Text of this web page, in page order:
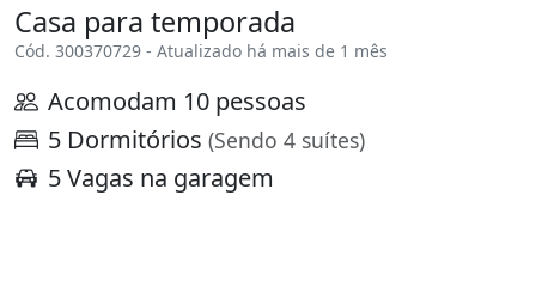
Casa para temporada
Cód. 300370729 - Atualizado há mais de 1 mês
Acomodam 10 pessoas
5 Dormitórios (Sendo 4 suítes)
5 Vagas na garagem